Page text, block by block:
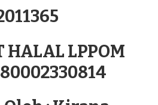
HALAL LPPOM